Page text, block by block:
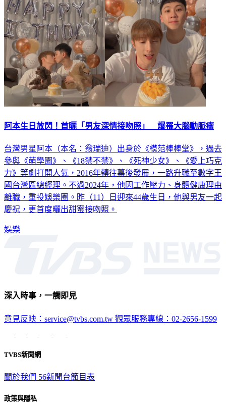
阿本生日放閃！首曬「男友深情接吻照」 爆罹大腦動脈瘤
台灣男星阿本（本名：翁瑞迪）出身於《模范棒棒堂》，過去
參與《萌學園》、《18禁不禁》、《死神少女》、《愛上巧克
力》等劇打開人氣，2016年轉往幕後發展，一路升職至數字王
國台灣區總經理。不過2024年，他因工作壓力、身體健康理由
離職，重投娛樂圈。昨（11）日迎來44歲生日，他與男友一起
慶祝，更首度曬出甜蜜接吻照。
娛樂
深入時事，一觸即見
意見反映：service@tvbs.com.tw 觀眾服務專線：02-2656-1599
TVBS新聞網
關於我們 56新聞台節目表
政策與隱私